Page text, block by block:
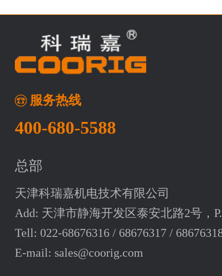
服务热线
400-680-5588
总部
天津科瑞嘉机电技术有限公司
Add: 天津市静海开发区泰安北路2号，
Tell: 022-68676316 / 68676317 /
E-mail: sales@coorig.com